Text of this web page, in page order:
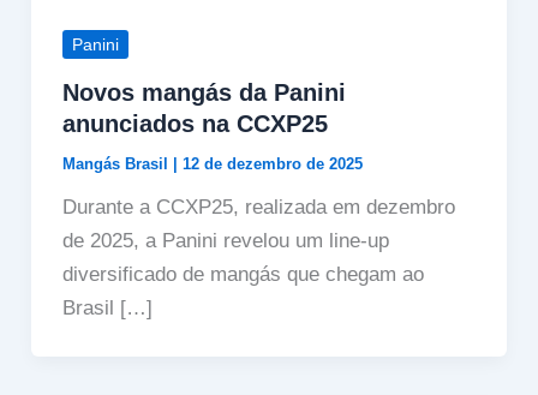
Panini
Novos mangás da Panini
anunciados na CCXP25
Mangás Brasil 12 de dezembro de 2025
Durante a CCXP25, realizada em dezembro
de 2025, a Panini revelou um line-up
diversificado de mangás que chegam ao
Brasil […]